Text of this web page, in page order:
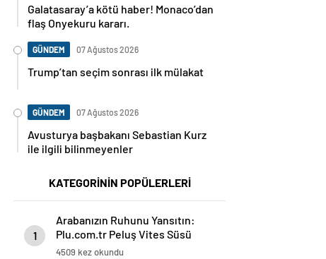
Galatasaray’a kötü haber! Monaco’dan
flaş Onyekuru kararı.
GÜNDEM 07 Ağustos 2026
Trump’tan seçim sonrası ilk mülakat
GÜNDEM 07 Ağustos 2026
Avusturya başbakanı Sebastian Kurz
ile ilgili bilinmeyenler
KATEGORİNİN POPÜLERLERİ
1
Arabanızın Ruhunu Yansıtın:
Plu.com.tr Peluş Vites Süsü
Modelleri
4509 kez okundu